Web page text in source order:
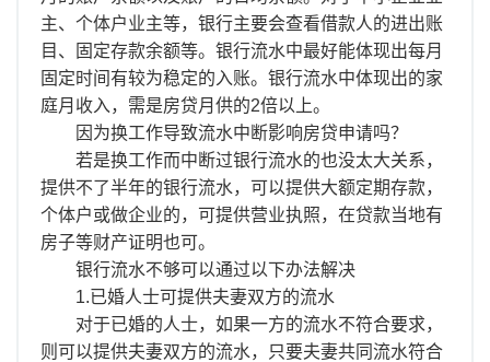
主、个体户业主等，银行主要会查看借款人的进出账
目、固定存款余额等。银行流水中最好能体现出每月
固定时间有较为稳定的入账。银行流水中体现出的家
庭月收入，需是房贷月供的2倍以上。
因为换工作导致流水中断影响房贷申请吗？
若是换工作而中断过银行流水的也没太大关系，
提供不了半年的银行流水，可以提供大额定期存款，
个体户或做企业的，可提供营业执照，在贷款当地有
房子等财产证明也可。
银行流水不够可以通过以下办法解决
1.已婚人士可提供夫妻双方的流水
对于已婚的人士，如果一方的流水不符合要求，
则可以提供夫妻双方的流水，只要夫妻共同流水符合